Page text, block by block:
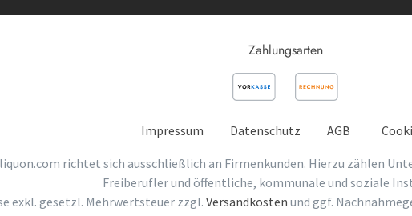
Zahlungsarten
Impressum Datenschutz AGB
richtet sich ausschließlich an Firmenkunden. Hierzu zählen
Freiberufler und öffentliche, kommunale und soziale
exkl. gesetzl. Mehrwertsteuer zzgl. Versandkosten und ggf.